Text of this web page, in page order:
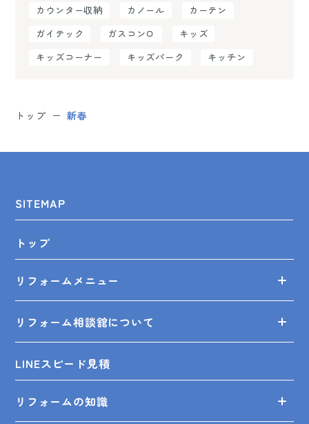
カウンター収納
カノール
カーテン
ガイテック
ガスコンロ
キッズ
キッズコーナー
キッズパーク キッチン
トップ 新春
SITEMAP
トップ
リフォームメニュー
リフォーム相談舘について
LINEスピード見積
リフォームの知識